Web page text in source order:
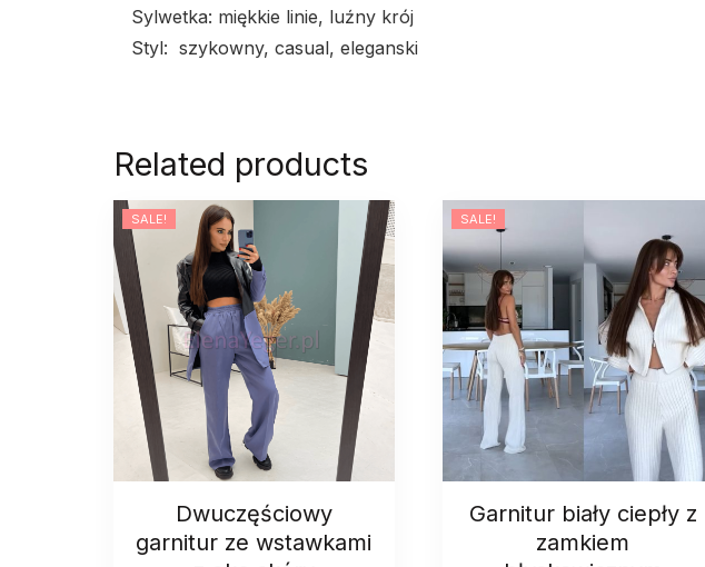
Sylwetka: miękkie linie, luźny krój
Styl: szykowny, casual, eleganski
Related products
SALE!
Dwuczęściowy
garnitur ze wstawkami
SALE!
Garnitur biały ciepły z
zamkiem